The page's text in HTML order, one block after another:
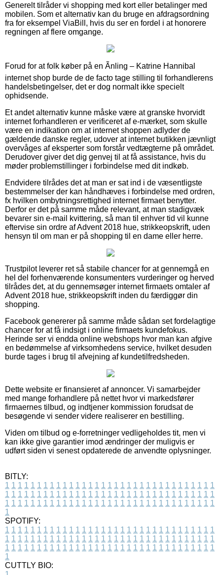
Generelt tilråder vi shopping med kort eller betalinger med
mobilen. Som et alternativ kan du bruge en afdragsordning
fra for eksempel ViaBill, hvis du ser en fordel i at honorere
regningen af flere omgange.
Forud for at folk køber på en Ãnling – Katrine Hannibal
internet shop burde de de facto tage stilling til forhandlerens
handelsbetingelser, det er dog normalt ikke specielt
ophidsende.
Et andet alternativ kunne måske være at granske hvorvidt
internet forhandleren er verificeret af e-mærket, som skulle
være en indikation om at internet shoppen adlyder de
gældende danske regler, udover at internet butikken jævnligt
overvåges af eksperter som forstår vedtægterne på området.
Derudover giver det dig genvej til at få assistance, hvis du
møder problemstillinger i forbindelse med dit indkøb.
Endvidere tilrådes det at man er sat ind i de væsentligste
bestemmelser der kan håndhæves i forbindelse med ordren,
fx hvilken ombytningsrettighed internet firmaet benytter.
Derfor er det på samme måde relevant, at man stadigvæk
bevarer sin e-mail kvittering, så man til enhver tid vil kunne
eftervise sin ordre af Advent 2018 hue, strikkeopskrift, uden
hensyn til om man er på shopping til en dame eller herre.
Trustpilot leverer ret så stabile chancer for at gennemgå en
hel del forhenværende konsumenters vurderinger og herved
tilrådes det, at du gennemsøger internet firmaets omtaler af
Advent 2018 hue, strikkeopskrift inden du færdiggør din
shopping.
Facebook genererer på samme måde sådan set fordelagtige
chancer for at få indsigt i online firmaets kundefokus.
Herinde ser vi endda online webshops hvor man kan afgive
en bedømmelse af virksomhedens service, hvilket desuden
burde tages i brug til afvejning af kundetilfredsheden.
Dette website er finansieret af annoncer. Vi samarbejder
med mange forhandlere på nettet hvor vi markedsfører
firmaernes tilbud, og indtjener kommission forudsat de
besøgende vi sender videre realiserer en bestilling.
Viden om tilbud og e-forretninger vedligeholdes tit, men vi
kan ikke give garantier imod ændringer der muligvis er
udført siden vi senest opdaterede de anvendte oplysninger.
BITLY:
1 1 1 1 1 1 1 1 1 1 1 1 1 1 1 1 1 1 1 1 1 1 1 1 1 1 1 1 1 1 1 1 1
1 1 1 1 1 1 1 1 1 1 1 1 1 1 1 1 1 1 1 1 1 1 1 1 1 1 1 1 1 1 1 1 1
1 1 1 1 1 1 1 1 1 1 1 1 1 1 1 1 1 1 1 1 1 1 1 1 1 1 1 1 1 1 1 1 1
1
SPOTIFY:
1 1 1 1 1 1 1 1 1 1 1 1 1 1 1 1 1 1 1 1 1 1 1 1 1 1 1 1 1 1 1 1 1
1 1 1 1 1 1 1 1 1 1 1 1 1 1 1 1 1 1 1 1 1 1 1 1 1 1 1 1 1 1 1 1 1
1 1 1 1 1 1 1 1 1 1 1 1 1 1 1 1 1 1 1 1 1 1 1 1 1 1 1 1 1 1 1 1 1
1
CUTTLY BIO: